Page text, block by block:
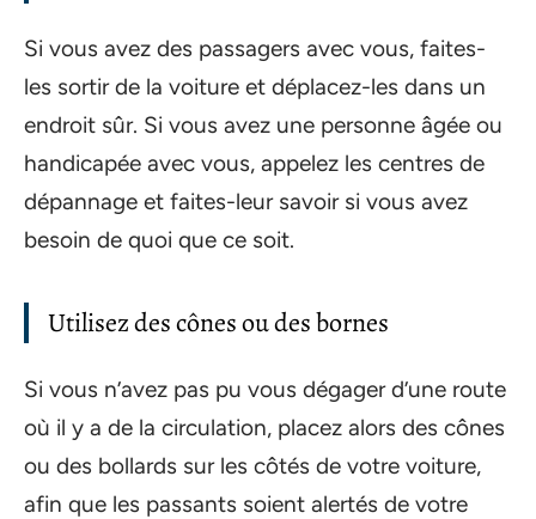
Si vous avez des passagers avec vous, faites-
les sortir de la voiture et déplacez-les dans un
endroit sûr. Si vous avez une personne âgée ou
handicapée avec vous, appelez les centres de
dépannage et faites-leur savoir si vous avez
besoin de quoi que ce soit.
Utilisez des cônes ou des bornes
Si vous n’avez pas pu vous dégager d’une route
où il y a de la circulation, placez alors des cônes
ou des bollards sur les côtés de votre voiture,
afin que les passants soient alertés de votre